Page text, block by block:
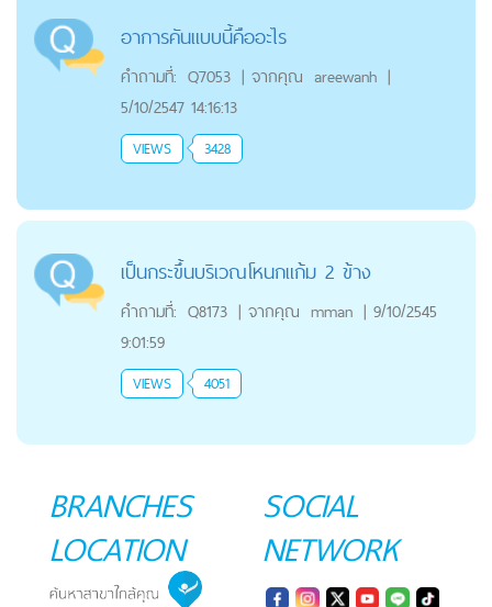
อาการคันแบบนี้คืออะไร
คำถามที่: Q7053 | จากคุณ areewanh |
5/10/2547 14:16:13
VIEWS 3428
เป็นกระขึ้นบริเวณโหนกแก้ม 2 ข้าง
คำถามที่: Q8173 | จากคุณ mman | 9/10/2545
9:01:59
VIEWS 4051
BRANCHES
LOCATION
SOCIAL
NETWORK